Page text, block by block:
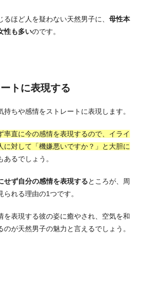
るほど人を疑わない天然男子に、 母性本
性も多いのです。
トに表現する
持ちや感情をストレートに表現します。
率直に今の感情を表現するので、イライ
に対して「機嫌悪いですか？」と大胆に
あるでしょう。
せず自分の感情を表現するところが、周
れる理由の1つです。
を表現する彼の姿に癒やされ、空気を和
のが天然男子の魅力と言えるでしょう。